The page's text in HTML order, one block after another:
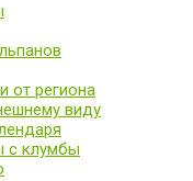
от региона
виду
с клумбы